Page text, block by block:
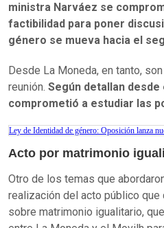
ministra Narváez se
factibilidad para poner
género se mueva hacia el
Desde La Moneda, en tanto,
reunión. Según detallan
comprometió a estudiar las
Ley de Identidad de género: Oposición lanza
Acto por matrimonio
Otro de los temas que
realización del acto público
sobre matrimonio igualitario,